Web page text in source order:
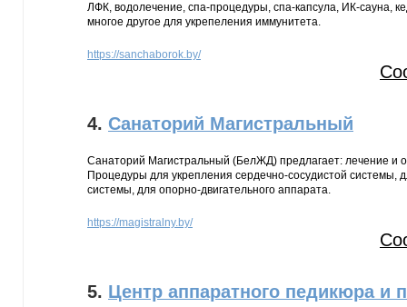
ЛФК, водолечение, спа-процедуры, спа-капсула, ИК-сауна,
многое другое для укрепеления иммунитета.
https://sanchaborok.by/
4. Санаторий Магистральный
Санаторий Магистральный (БелЖД) предлагает: лечение и
Процедуры для укрепления сердечно-сосудистой системы,
системы, для опорно-двигательного аппарата.
https://magistralny.by/
5. Центр аппаратного педикюра и